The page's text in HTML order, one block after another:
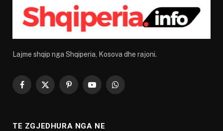
Lajme shqip nga Shqiperia, Kosova dhe rajoni.
Facebook
X
PinterestYouTubeWhatsApp
TE ZGJEDHURA NGA NE